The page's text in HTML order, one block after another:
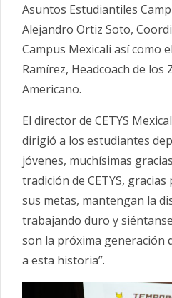
Asuntos Estudiantiles
Alejandro Ortiz Soto,
Campus Mexicali así como
Ramírez, Headcoach de los
Americano.
El director de CETYS
dirigió a los estudiantes
jóvenes, muchísimas
tradición de CETYS,
sus metas, mantengan la
trabajando duro y
son la próxima generación
a esta historia”.